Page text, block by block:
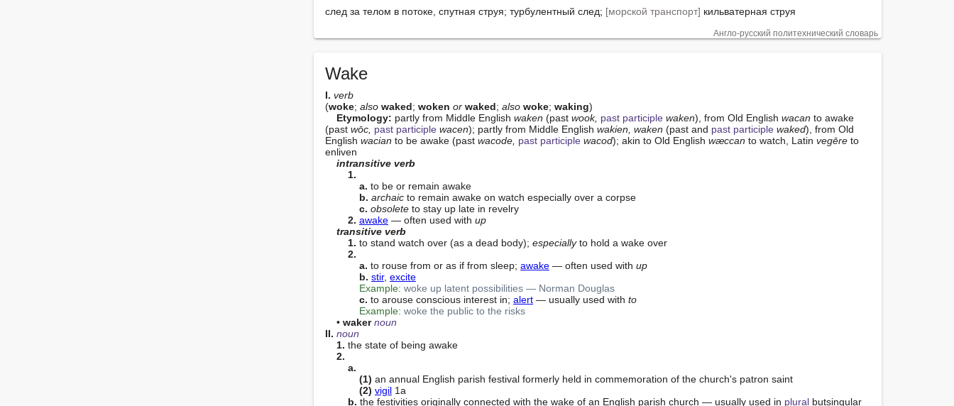
след за телом в потоке, спутная струя; турбулентный след; [морской транспорт] кильватерная струя
Англо-русский политехнический словарь
Wake
I. verb
(woke; also waked; woken or waked; also woke; waking)
Etymology: partly from Middle English waken (past wook, past participle waken), from Old English wacan to awake
(past wōc, past participle wacen); partly from Middle English wakien, waken (past and past participle waked), from Old
English wacian to be awake (past wacode, past participle wacod); akin to Old English wæccan to watch, Latin vegēre to
enliven
intransitive verb
1.
a. to be or remain awake
b. archaic to remain awake on watch especially over a corpse
c. obsolete to stay up late in revelry
2. awake — often used with up
transitive verb
1. to stand watch over (as a dead body); especially to hold a wake over
2.
a. to rouse from or as if from sleep; awake — often used with up
b. stir, excite
Example: woke up latent possibilities — Norman Douglas
c. to arouse conscious interest in; alert — usually used with to
Example: woke the public to the risks
    •
waker noun
II. noun
1. the state of being awake
2.
a.
(1) an annual English parish festival formerly held in commemoration of the church's patron saint
(2) vigil 1a
b. the festivities originally connected with the wake of an English parish church — usually used in plural butsingular